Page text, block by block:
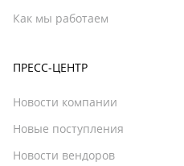
Как мы работаем
ПРЕСС-ЦЕНТР
Новости компании
Новые поступления
Новости вендоров